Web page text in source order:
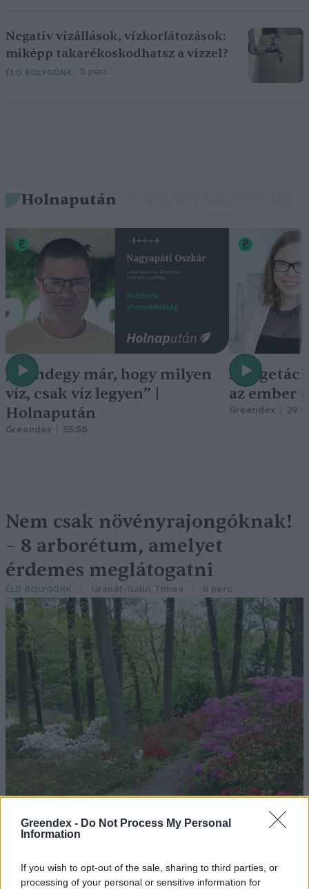
Greendex - Do Not Process My Personal
Information
If you wish to opt-out of the sale, sharing to third parties, or
processing of your personal or sensitive information for
Negatív vízállások, vízkorlátozások:
miképp takarékoskodhatsz a vízzel?
ÉLŐ BOLYGÓNK 5 perc
Holnapután
„Mindegy már, hogy milyen
víz, csak víz legyen” |
Holnapután
Greendex 55:58
A
az ember
Greendex
Nem csak növényrajongóknak!
– 8 arborétum, amelyet
érdemes meglátogatni
ÉLŐ BOLYGÓNK Granát-Galló Tímea 5 perc